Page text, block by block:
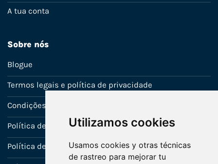
Utilizamos cookies
Usamos cookies y otras técnicas
de rastreo para mejorar tu
A tua conta
Sobre nós
Blogue
Termos legais e política de privacidade
Condições de venda
Política de Garantia
Política de utilização de cookies